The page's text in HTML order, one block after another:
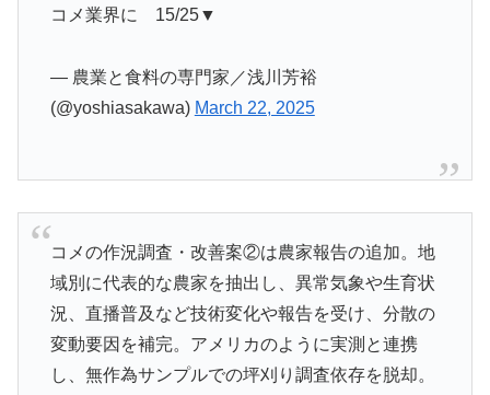
コメ業界に 15/25▼
— 農業と食料の専門家／浅川芳裕
(@yoshiasakawa) March 22, 2025
コメの作況調査・改善案②は農家報告の追加。地
域別に代表的な農家を抽出し、異常気象や生育状
況、直播普及など技術変化や報告を受け、分散の
変動要因を補完。アメリカのように実測と連携
し、無作為サンプルでの坪刈り調査依存を脱却。